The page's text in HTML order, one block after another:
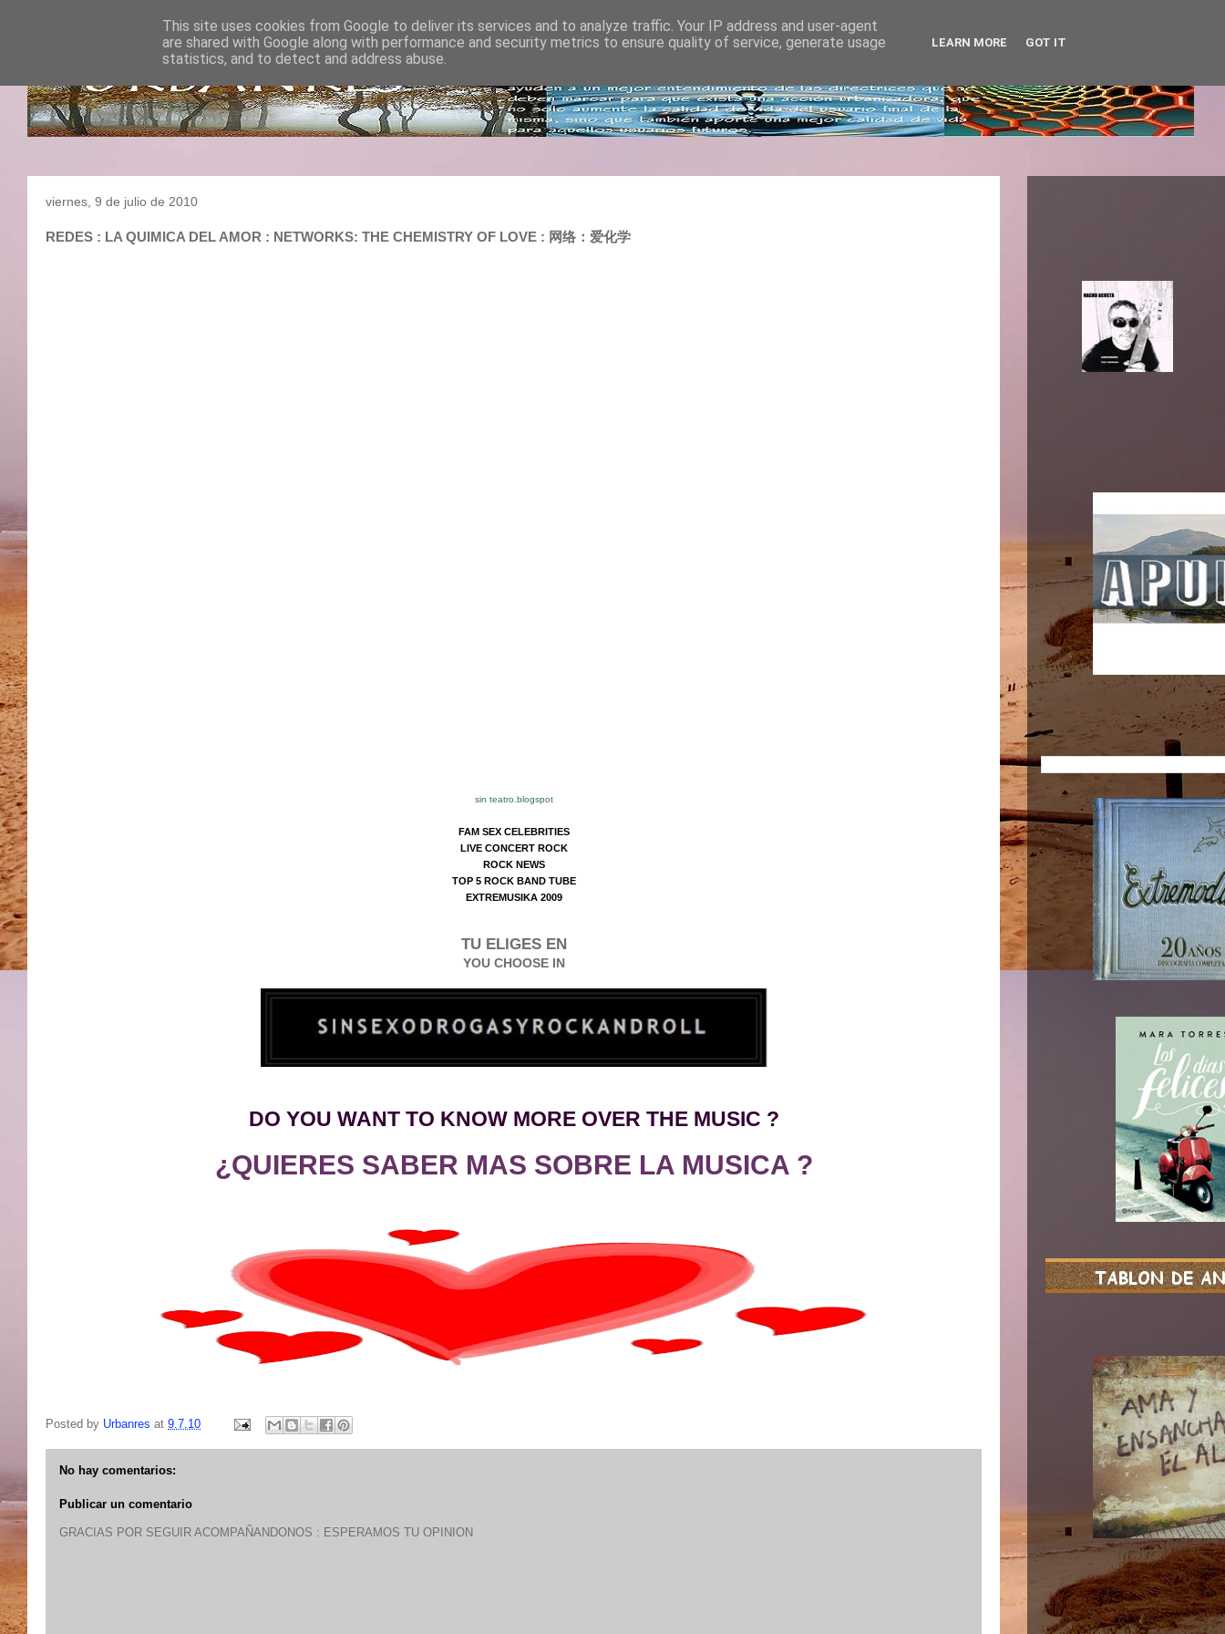
viernes, 9 de julio de 2010
REDES : LA QUIMICA DEL AMOR : NETWORKS: THE CHEMISTRY OF LOVE : 网络：爱化学
sin teatro.blogspot
FAM SEX CELEBRITIES
LIVE CONCERT ROCK
ROCK NEWS
TOP 5 ROCK BAND TUBE
EXTREMUSIKA 2009
TU ELIGES EN
YOU CHOOSE IN
DO YOU WANT TO KNOWMORE OVER THE MUSIC ?
¿QUIERES SABER MAS SOBRE LA MUSICA ?
Posted by Urbanres at 9.7.10
No hay comentarios:
Publicar un comentario
GRACIAS POR SEGUIR ACOMPAÑANDONOS : ESPERAMOS TU OPINION
This site uses cookies from Google to deliver its services and to analyze traffic. Your IP address and user-agent
are shared with Google along with performance and security metrics to ensure quality of service, generate usage
statistics, and to detect and address abuse.
LEARN MORE GOT IT